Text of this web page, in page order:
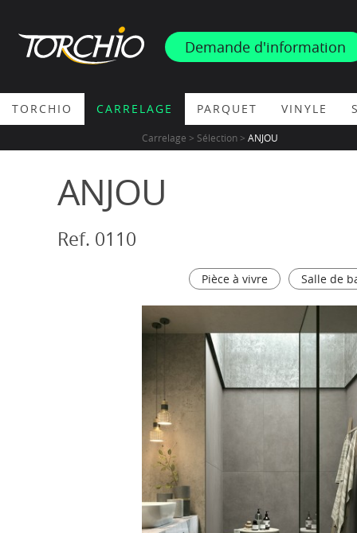
PROMOS & ACTUS Demande d'information
TORCHIO CARRELAGE PARQUET VINYLE
Carrelage > Sélection > ANJOU
ANJOU
Ref. 0110
Pièce à vivre Salle de